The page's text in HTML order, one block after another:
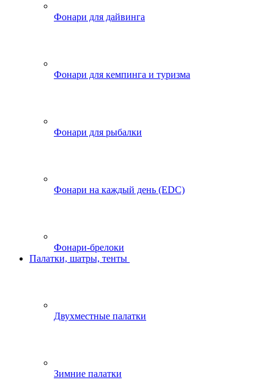
Фонари для дайвинга
Фонари для кемпинга и туризма
Фонари для рыбалки
Фонари на каждый день (EDC)
Фонари-брелоки
Палатки, шатры, тенты
Двухместные палатки
Зимние палатки